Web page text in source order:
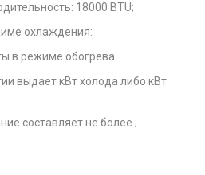
18000 BTU;
охлаждения:
в режиме обогрева:
выдает кВт холода либо кВт
составляет не более ;